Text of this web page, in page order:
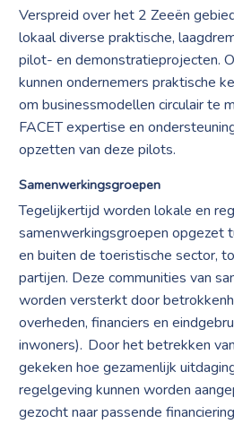
Verspreid over het 2 Zeeën
lokaal diverse praktische,
pilot- en demonstratieprojecten.
kunnen ondernemers praktische
om businessmodellen circulair te
FACET expertise en
opzetten van deze pilots.
Samenwerkingsgroepen
Tegelijkertijd worden lokale en
samenwerkingsgroepen opgezet
en buiten de toeristische sector,
partijen. Deze communities van
worden versterkt door
overheden, financiers en
inwoners). Door het betrekken
gekeken hoe gezamenlijk
regelgeving kunnen worden
gezocht naar passende